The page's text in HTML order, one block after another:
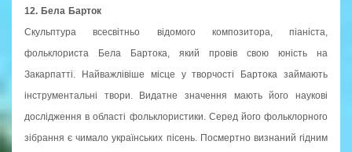
12. Бела Барток
Скульптура всесвітньо відомого композитора, піаніста,
фольклориста Бела Бартока, який провів свою юність на
Закарпатті. Найважлівіше місце у творчості Бартока займають
інструментальні твори. Видатне значення мають його наукові
дослідження в області фольклористики. Серед його фольклорного
зібрання є чимало українських пісень. Посмертно визнаний гідним